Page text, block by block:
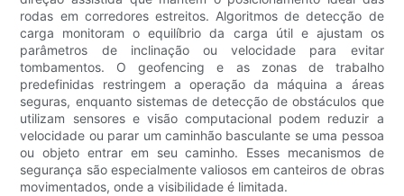
rodas em corredores estreitos. Algoritmos de detecção de
carga monitoram o equilíbrio da carga útil e ajustam os
parâmetros de inclinação ou velocidade para evitar
tombamentos. O geofencing e as zonas de trabalho
predefinidas restringem a operação da máquina a áreas
seguras, enquanto sistemas de detecção de obstáculos que
utilizam sensores e visão computacional podem reduzir a
velocidade ou parar um caminhão basculante se uma pessoa
ou objeto entrar em seu caminho. Esses mecanismos de
segurança são especialmente valiosos em canteiros de obras
movimentados, onde a visibilidade é limitada.